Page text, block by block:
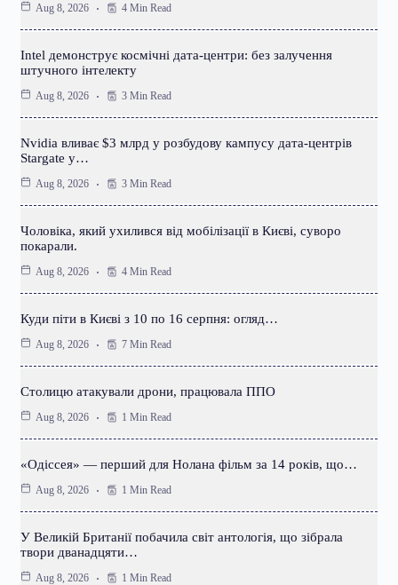
Aug 8, 2026 4 Min Read
Intel демонструє космічні дата-центри: без залучення
штучного інтелекту
Aug 8, 2026 3 Min Read
Nvidia вливає $3 млрд у розбудову кампусу дата-центрів
Stargate у…
Aug 8, 2026 3 Min Read
Чоловіка, який ухилився від мобілізації в Києві, суворо
покарали.
Aug 8, 2026 4 Min Read
Куди піти в Києві з 10 по 16 серпня: огляд…
Aug 8, 2026 7 Min Read
Столицю атакували дрони, працювала ППО
Aug 8, 2026 1 Min Read
«Одіссея» — перший для Нолана фільм за 14 років, що…
Aug 8, 2026 1 Min Read
У Великій Британії побачила світ антологія, що зібрала
твори дванадцяти…
Aug 8, 2026 1 Min Read